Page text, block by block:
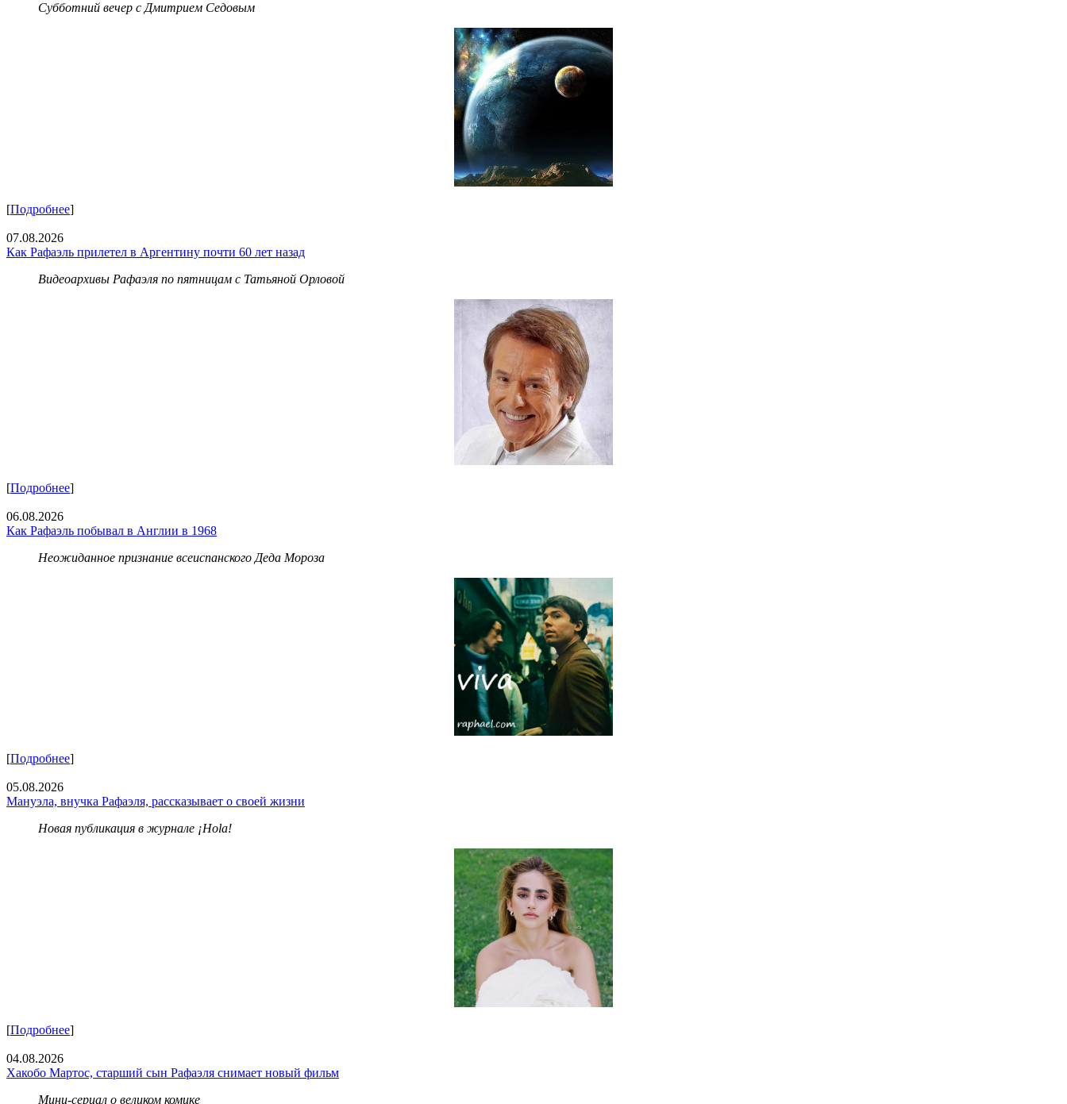
Субботний вечер с Дмитрием Седовым
[Подробнее]
07.08.2026
Как Рафаэль прилетел в Аргентину почти 60 лет назад
Видеоархивы Рафаэля по пятницам с Татьяной Орловой
[Подробнее]
06.08.2026
Как Рафаэль побывал в Англии в 1968
Неожиданное признание всеиспанского Деда Мороза
[Подробнее]
05.08.2026
Мануэла, внучка Рафаэля, рассказывает о своей жизни
Новая публикация в журнале ¡Hola!
[Подробнее]
04.08.2026
Хакобо Мартос, старший сын Рафаэля снимает новый фильм
Мини-сериал о великом комике